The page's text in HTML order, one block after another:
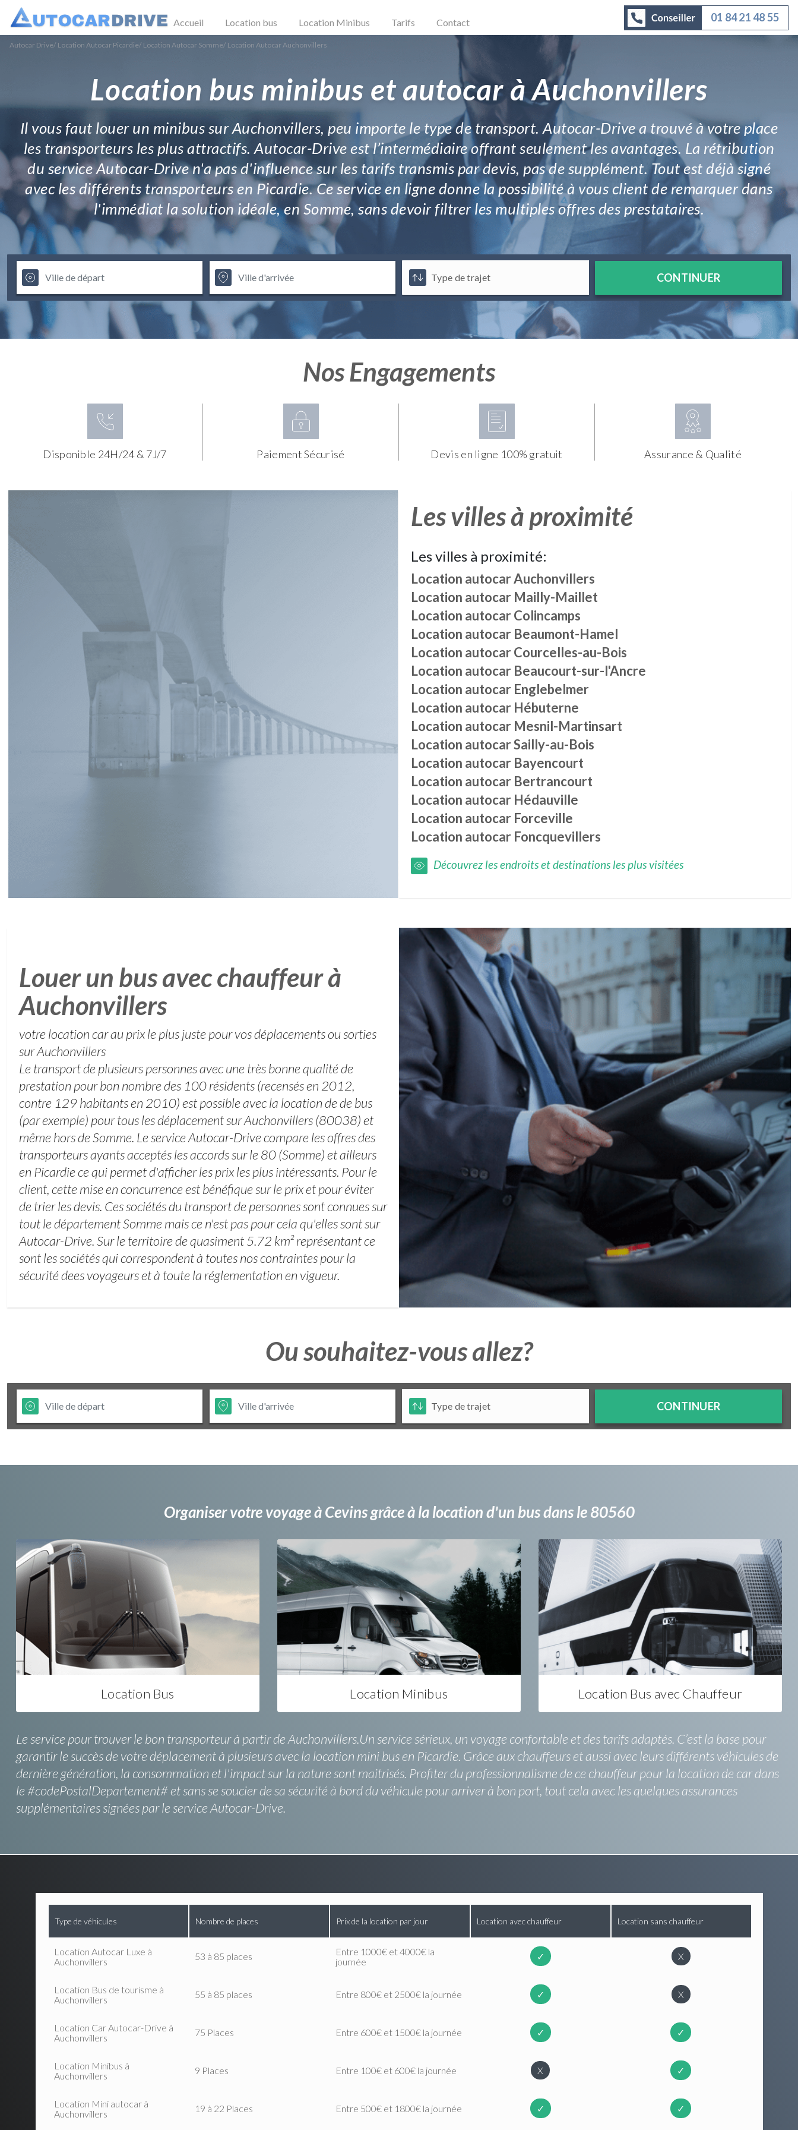
Accueil Location bus Location Minibus Tarifs Contact 01 84 21 48 55
Autocar Drive/ Location Autocar Picardie/ Location Autocar Somme/ Location Autocar Auchonvillers
Location bus minibus et autocar à Auchonvillers
Il vous faut louer un minibus sur Auchonvillers, peu importe le type de transport. Autocar-Drive a trouvé à votre place
les transporteurs les plus attractifs. Autocar-Drive est l’intermédiaire offrant seulement les avantages. La rétribution
du service Autocar-Drive n'a pas d'influence sur les tarifs transmis par devis, pas de supplément. Tout est déjà signé
avec les différents transporteurs en Picardie. Ce service en ligne donne la possibilité à vous client de remarquer dans
l'immédiat la solution idéale, en Somme, sans devoir filtrer les multiples offres des prestataires.
CONTINUER
Nos Engagements
Disponible 24H/24 & 7J/7 Paiement Sécurisé Devis en ligne 100% gratuit Assurance & Qualité
Les villes à proximité
Les villes à proximité:
Location autocarAuchonvillers
Location autocar Mailly-Maillet
Location autocarColincamps
Location autocar Beaumont-Hamel
Location autocarCourcelles-au-Bois
Location autocar Beaucourt-sur-l'Ancre
Location autocar Englebelmer
Location autocar Hébuterne
Location autocar Mesnil-Martinsart
Location autocarSailly-au-Bois
Location autocar Bayencourt
Location autocar Bertrancourt
Location autocar Hédauville
Location autocar Forceville
Location autocar Foncquevillers
Découvrez les endroits et destinations les plus visitées
Louer un bus avec chauffeur à
Auchonvillers
votre location car au prix le plus juste pour vos déplacements ou sorties
sur Auchonvillers
Le transport de plusieurs personnes avec une très bonne qualité de
prestation pour bon nombre des 100 résidents (recensés en 2012,
contre 129 habitants en 2010) est possible avec la location de de bus
(par exemple) pour tous les déplacement sur Auchonvillers (80038) et
même hors de Somme. Le service Autocar-Drive compare les offres des
transporteurs ayants acceptés les accords sur le 80 (Somme) et ailleurs
en Picardie ce qui permet d'afficher les prix les plus intéressants. Pour le
client, cette mise en concurrence est bénéfique sur le prix et pour éviter
de trier les devis. Ces sociétés du transport de personnes sont connues sur
tout le département Somme mais ce n'est pas pour cela qu'elles sont sur
Autocar-Drive. Sur le territoire de quasiment 5.72 km² représentant ce
sont les sociétés qui correspondent à toutes nos contraintes pour la
sécurité dees voyageurs et à toute la réglementation en vigueur.
Ou souhaitez-vous allez?
CONTINUER
Organiser votre voyage à Cevins grâce à la location d'un bus dans le 80560
Location Bus Location Minibus Location Bus avec Chauffeur
Le service pour trouver le bon transporteur à partir de Auchonvillers.Un service sérieux, un voyage confortable et des tarifs adaptés. C’est la base pour
garantir le succès de votre déplacement à plusieurs avec la location mini bus en Picardie. Grâce aux chauffeurs et aussi avec leurs différents véhicules de
dernière génération, la consommation et l'impact sur la nature sont maitrisés. Profiter du professionnalisme de ce chauffeur pour la location de car dans
le #codePostalDepartement# et sans se soucier de sa sécurité à bord du véhicule pour arriver à bon port, tout cela avec les quelques assurances
supplémentaires signées par le service Autocar-Drive.
Type de véhicules Nombre de places Prix de la location par jour Location avec chauffeur Location sans chauffeur
Location Autocar Luxe à
Auchonvillers
53 à 85 places
Entre 1000€ et 4000€ la
journée
✓ X
Location Bus de tourisme à
Auchonvillers
55 à 85 places Entre 800€ et 2500€ la journée ✓ X
Location Car Autocar-Drive à
Auchonvillers
75 Places Entre 600€ et 1500€ la journée ✓ ✓
Location Minibus à
Auchonvillers
9 Places Entre 100€ et 600€ la journée X ✓
Location Mini autocar à
Auchonvillers
19 à 22 Places Entre 500€ et 1800€ la journée ✓ ✓